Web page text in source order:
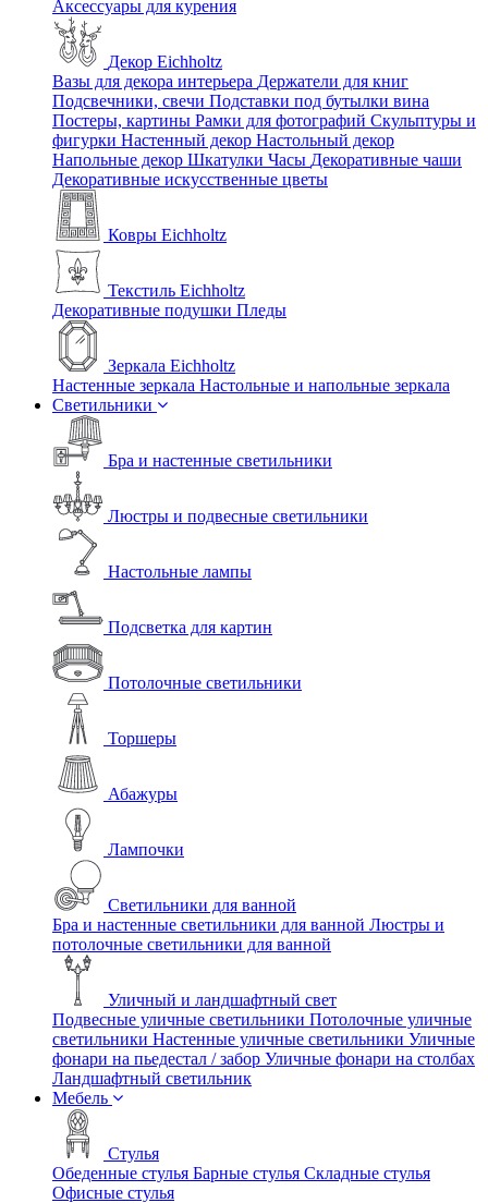
Аксессуары для курения
Декор Eichholtz
Вазы для декора интерьера Держатели для книг
Подсвечники, свечи Подставки под бутылки вина
Постеры, картины Рамки для фотографий Скульптуры и
фигурки Настенный декор Настольный декор
Напольные декор Шкатулки Часы Декоративные чаши
Декоративные искусственные цветы
Ковры Eichholtz
Текстиль Eichholtz
Декоративные подушки Пледы
Зеркала Eichholtz
Настенные зеркала Настольные и напольные зеркала
Светильники
Бра и настенные светильники
Люстры и подвесные светильники
Настольные лампы
Подсветка для картин
Потолочные светильники
Торшеры
Абажуры
Лампочки
Светильники для ванной
Бра и настенные светильники для ванной Люстры и
потолочные светильники для ванной
Уличный и ландшафтный свет
Подвесные уличные светильники Потолочные уличные
светильники Настенные уличные светильники Уличные
фонари на пьедестал / забор Уличные фонари на столбах
Ландшафтный светильник
Мебель
Стулья
Обеденные стулья Барные стулья Складные стулья
Офисные стулья